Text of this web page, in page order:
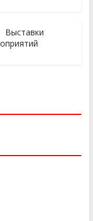
Выставки